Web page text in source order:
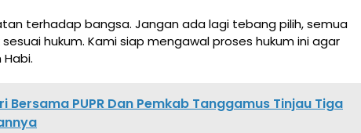
terhadap bangsa. Jangan ada lagi tebang pilih, semua
hukum. Kami siap mengawal proses hukum ini agar
Bersama PUPR Dan Pemkab Tanggamus Tinjau Tiga